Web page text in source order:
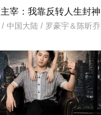
宰：我靠反转人生封神
/ 中国大陆 / 罗豪宇＆陈昕乔